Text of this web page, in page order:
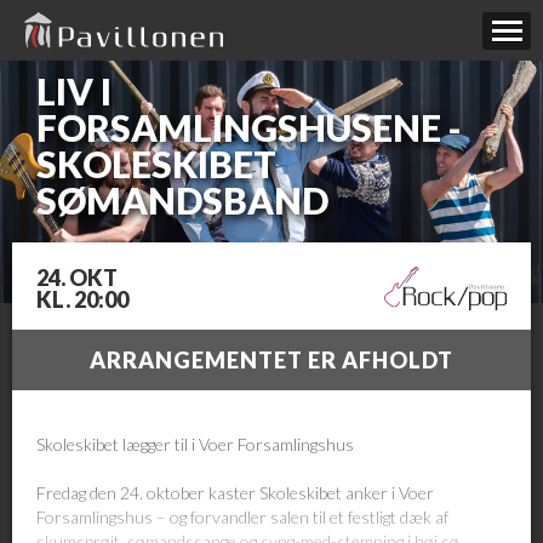
LIV I
FORSAMLINGSHUSENE -
SKOLESKIBET
SØMANDSBAND
24. OKT
KL. 20:00
ARRANGEMENTET ER AFHOLDT
Skoleskibet lægger til i Voer Forsamlingshus
Fredag den 24. oktober kaster Skoleskibet anker i Voer
Forsamlingshus – og forvandler salen til et festligt dæk af